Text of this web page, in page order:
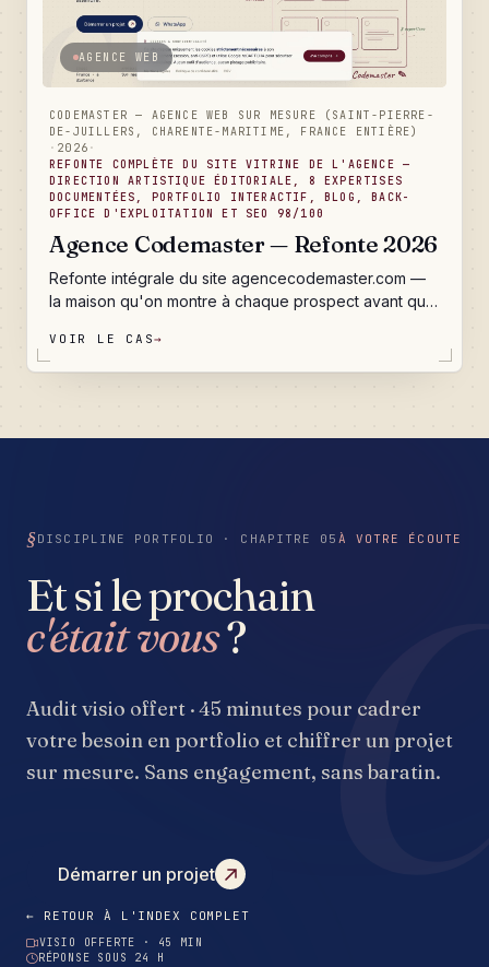
AGENCE WEB
CODEMASTER — AGENCE WEB SUR MESURE (SAINT-PIERRE-
DE-JUILLERS, CHARENTE-MARITIME, FRANCE ENTIÈRE)
· 2026 ·
REFONTE COMPLÈTE DU SITE VITRINE DE L'AGENCE —
DIRECTION ARTISTIQUE ÉDITORIALE, 8 EXPERTISES
DOCUMENTÉES, PORTFOLIO INTERACTIF, BLOG, BACK-
OFFICE D'EXPLOITATION ET SEO 98/100
Agence Codemaster — Refonte 2026
Refonte intégrale du site agencecodemaster.com —
la maison qu'on montre à chaque prospect avant qu'il
éditoriale signée bordeaux et marine, hero tracé à la
main, scroll horizontal des 8 disciplines, portfolio
quotidien, et un score SEO 98/100 mesuré par notre
VOIR LE CAS→
DISCIPLINE PORTFOLIO · CHAPITRE 05 À VOTRE ÉCOUTE
Et si le prochain
c'était vous?
Audit visio offert · 45 minutes pour cadrer
votre besoin en portfolio et chiffrer un projet
sur mesure. Sans engagement, sans baratin.
Démarrer un projet
← RETOUR À L'INDEX COMPLET
VISIO OFFERTE · 45 MIN
RÉPONSE SOUS 24 H